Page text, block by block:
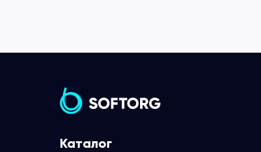
Каталог